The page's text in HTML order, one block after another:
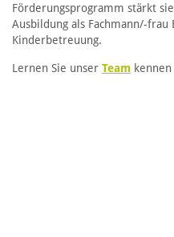
Förderungsprogramm stärkt
Ausbildung als Fachmann/-
Kinderbetreuung.
Lernen Sie unser Team kennen